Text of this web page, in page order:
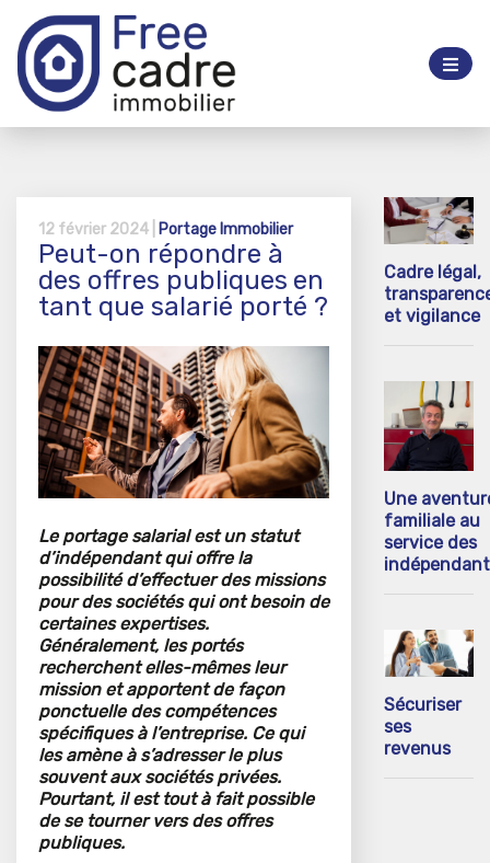
12 février 2024 | Portage Immobilier
Peut-on répondre à
des offres publiques en
tant que salarié porté ?
Le portage salarial est un statut
d’indépendant qui offre la
possibilité d’effectuer des missions
pour des sociétés qui ont besoin de
certaines expertises.
Généralement, les portés
recherchent elles-mêmes leur
mission et apportent de façon
ponctuelle des compétences
spécifiques à l’entreprise. Ce qui
les amène à s’adresser le plus
souvent aux sociétés privées.
Pourtant, il est tout à fait possible
de se tourner vers des offres
publiques.
Cadre légal,
et vigilance
Une
familiale au
service des
Sécuriser
ses
revenus